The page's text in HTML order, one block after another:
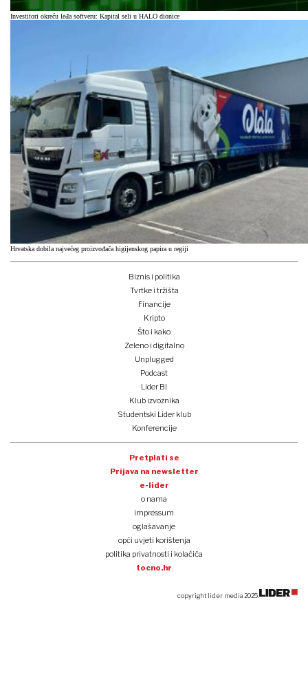
Investitori okreću leđa softveru: Kapital seli u HALO dionice
Hrvatska dobila najvećeg proizvođača higijenskog papira u regiji
Biznis i politika
Tvrtke i tržišta
Financije
Kripto
Što i kako
Zeleno i digitalno
Unplugged
Podcast
Lider BI
Klub izvoznika
Studentski Lider klub
Konferencije
Pretplati se
Prijava na newsletter
e-lider
o nama
impressum
oglašavanje
opći uvjeti korištenja
politika privatnosti i kolačića
tocno.hr
copyright lider media 2025.